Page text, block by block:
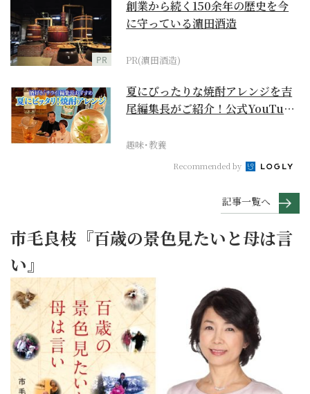
PR
創業から続く150余年の歴史を今
に守っている濵田酒造
PR(濵田酒造)
夏にぴったりな焼酎アレンジを吉
尾編集長がご紹介！公式YouTube
趣味･教養
Recommended by
記事一覧へ
市毛良枝『百歳の景色見たいと母は言
い』